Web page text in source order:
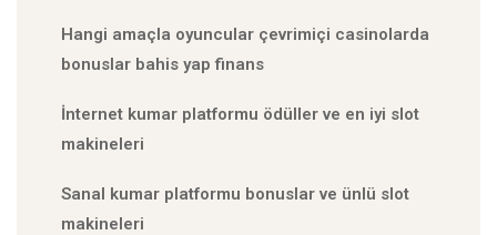
Hangi amaçla oyuncular çevrimiçi casinolarda
bonuslar bahis yap finans
İnternet kumar platformu ödüller ve en iyi slot
makineleri
Sanal kumar platformu bonuslar ve ünlü slot
makineleri